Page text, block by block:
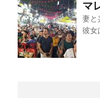
マ
妻と
彼女